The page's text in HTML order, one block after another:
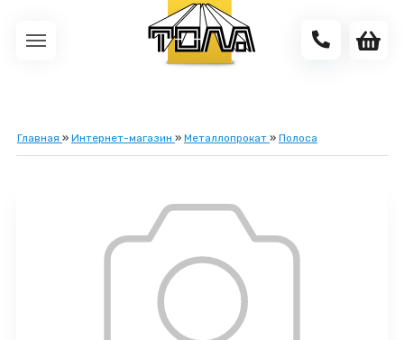
Главная » Интернет-магазин » Металлопрокат » Полоса